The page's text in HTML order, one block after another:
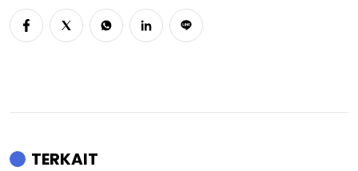
TERKAIT